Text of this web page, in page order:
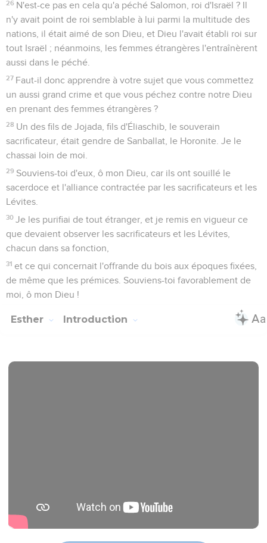
devant le roi Assuérus,
11 d'amener en sa présence la reine Vasthi, avec la couronne
royale, pour montrer sa beauté aux peuples et aux grands,
car elle était belle de figure.
12
Mais la reine Vasthi refusa de venir, quand elle reçut par
les eunuques l'ordre du roi. Et le roi fut très irrité, il fut
enflammé de colère.
13
Alors le roi s'adressa aux sages qui avaient la connaissance
des temps. Car ainsi se traitaient les affaires du roi, devant
tous ceux qui connaissaient les lois et le droit.
14
Mérès, Marsena, Memucan, sept princes de Perse et de
Médie, qui voyaient la face du roi et qui occupaient le
premier rang dans le royaume.
15 Quelle loi, dit-il, faut-il appliquer à la reine Vasthi, pour
n'avoir point exécuté ce que le roi Assuérus lui a ordonné
par les eunuques ?
16 Memucan répondit devant le roi et les princes : Ce n'est
pas seulement à l'égard du roi que la reine Vasthi a mal agi ;
c'est aussi envers tous les princes et tous les peuples qui
sont dans toutes les provinces du roi Assuérus.
elles diront : Le roi Assuérus avait ordonné qu'on amenât en
20
L'édit du roi sera connu dans tout son royaume, quelque